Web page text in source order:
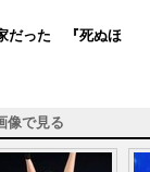
だった 『死ぬほ
像で見る